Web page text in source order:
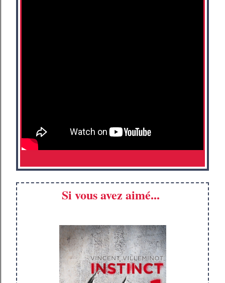
Si vous avez aimé...